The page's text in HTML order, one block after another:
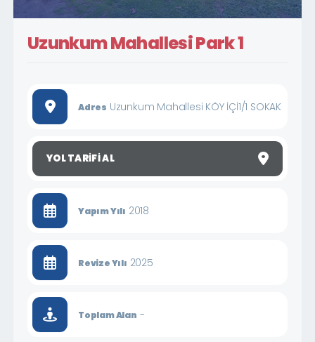
Uzunkum Mahallesi Park 1
Adres Uzunkum Mahallesi KÖY İÇİ1/1 SOKAK
YOL TARIFI AL
Yapım Yılı 2018
Revize Yılı 2025
Toplam Alan -